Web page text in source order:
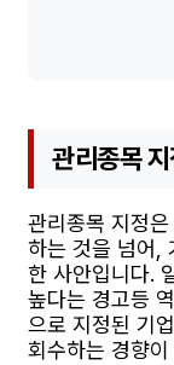
관리종목
관리종목 지정
하는 것을 넘어,
한 사안입니다.
높다는 경고등
으로 지정된 기
회수하는 경향